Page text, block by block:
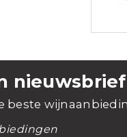
nieuwsbrief
beste